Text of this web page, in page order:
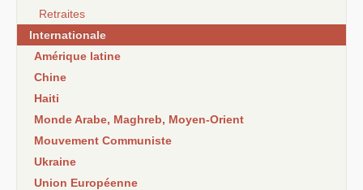
Retraites
Internationale
Amérique latine
Chine
Haiti
Monde Arabe, Maghreb, Moyen-Orient
Mouvement Communiste
Ukraine
Union Européenne